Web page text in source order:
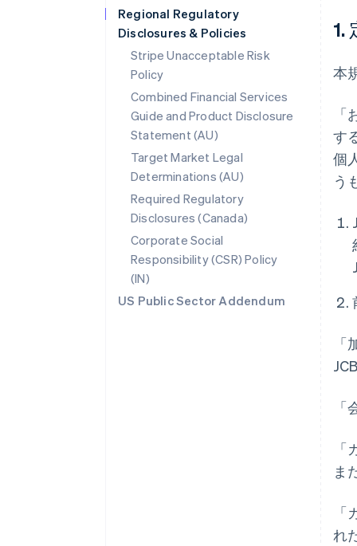
Regional Regulatory
Disclosures & Policies
Stripe Unacceptable Risk
Policy
Combined Financial Services
Guide and Product Disclosure
Statement (AU)
Target Market Legal
Determinations (AU)
Required Regulatory
Disclosures (Canada)
Corporate Social
Responsibility (CSR) Policy
(IN)
US Public Sector Addendum
1.
本
す
個
う
ま
れ